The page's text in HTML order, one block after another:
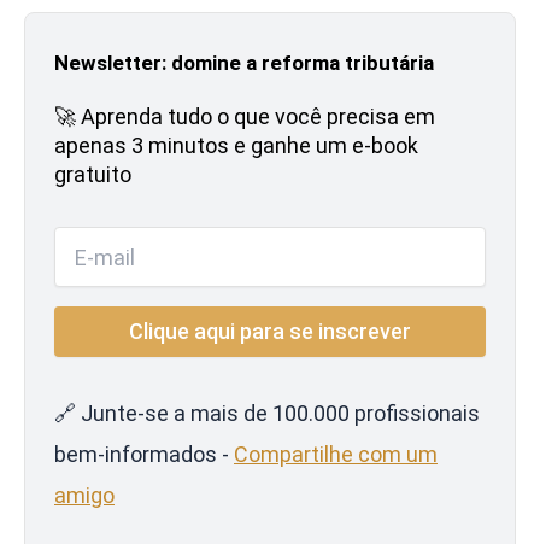
Newsletter: domine a reforma tributária
🚀 Aprenda tudo o que você precisa em
apenas 3 minutos e ganhe um e-book
gratuito
🔗 Junte-se a mais de 100.000 profissionais
bem-informados - Compartilhe com um
amigo